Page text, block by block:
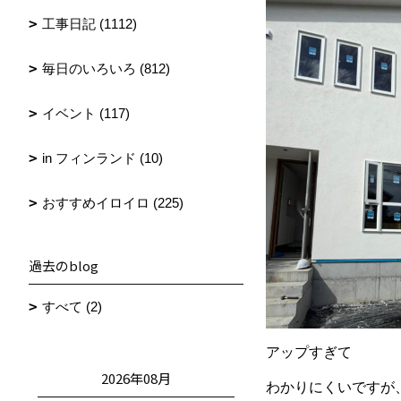
アップすぎて
わかりにくいですが
工事日記 (1112)
毎日のいろいろ (812)
イベント (117)
in フィンランド (10)
おすすめイロイロ (225)
過去のblog
すべて (2)
2026年08月